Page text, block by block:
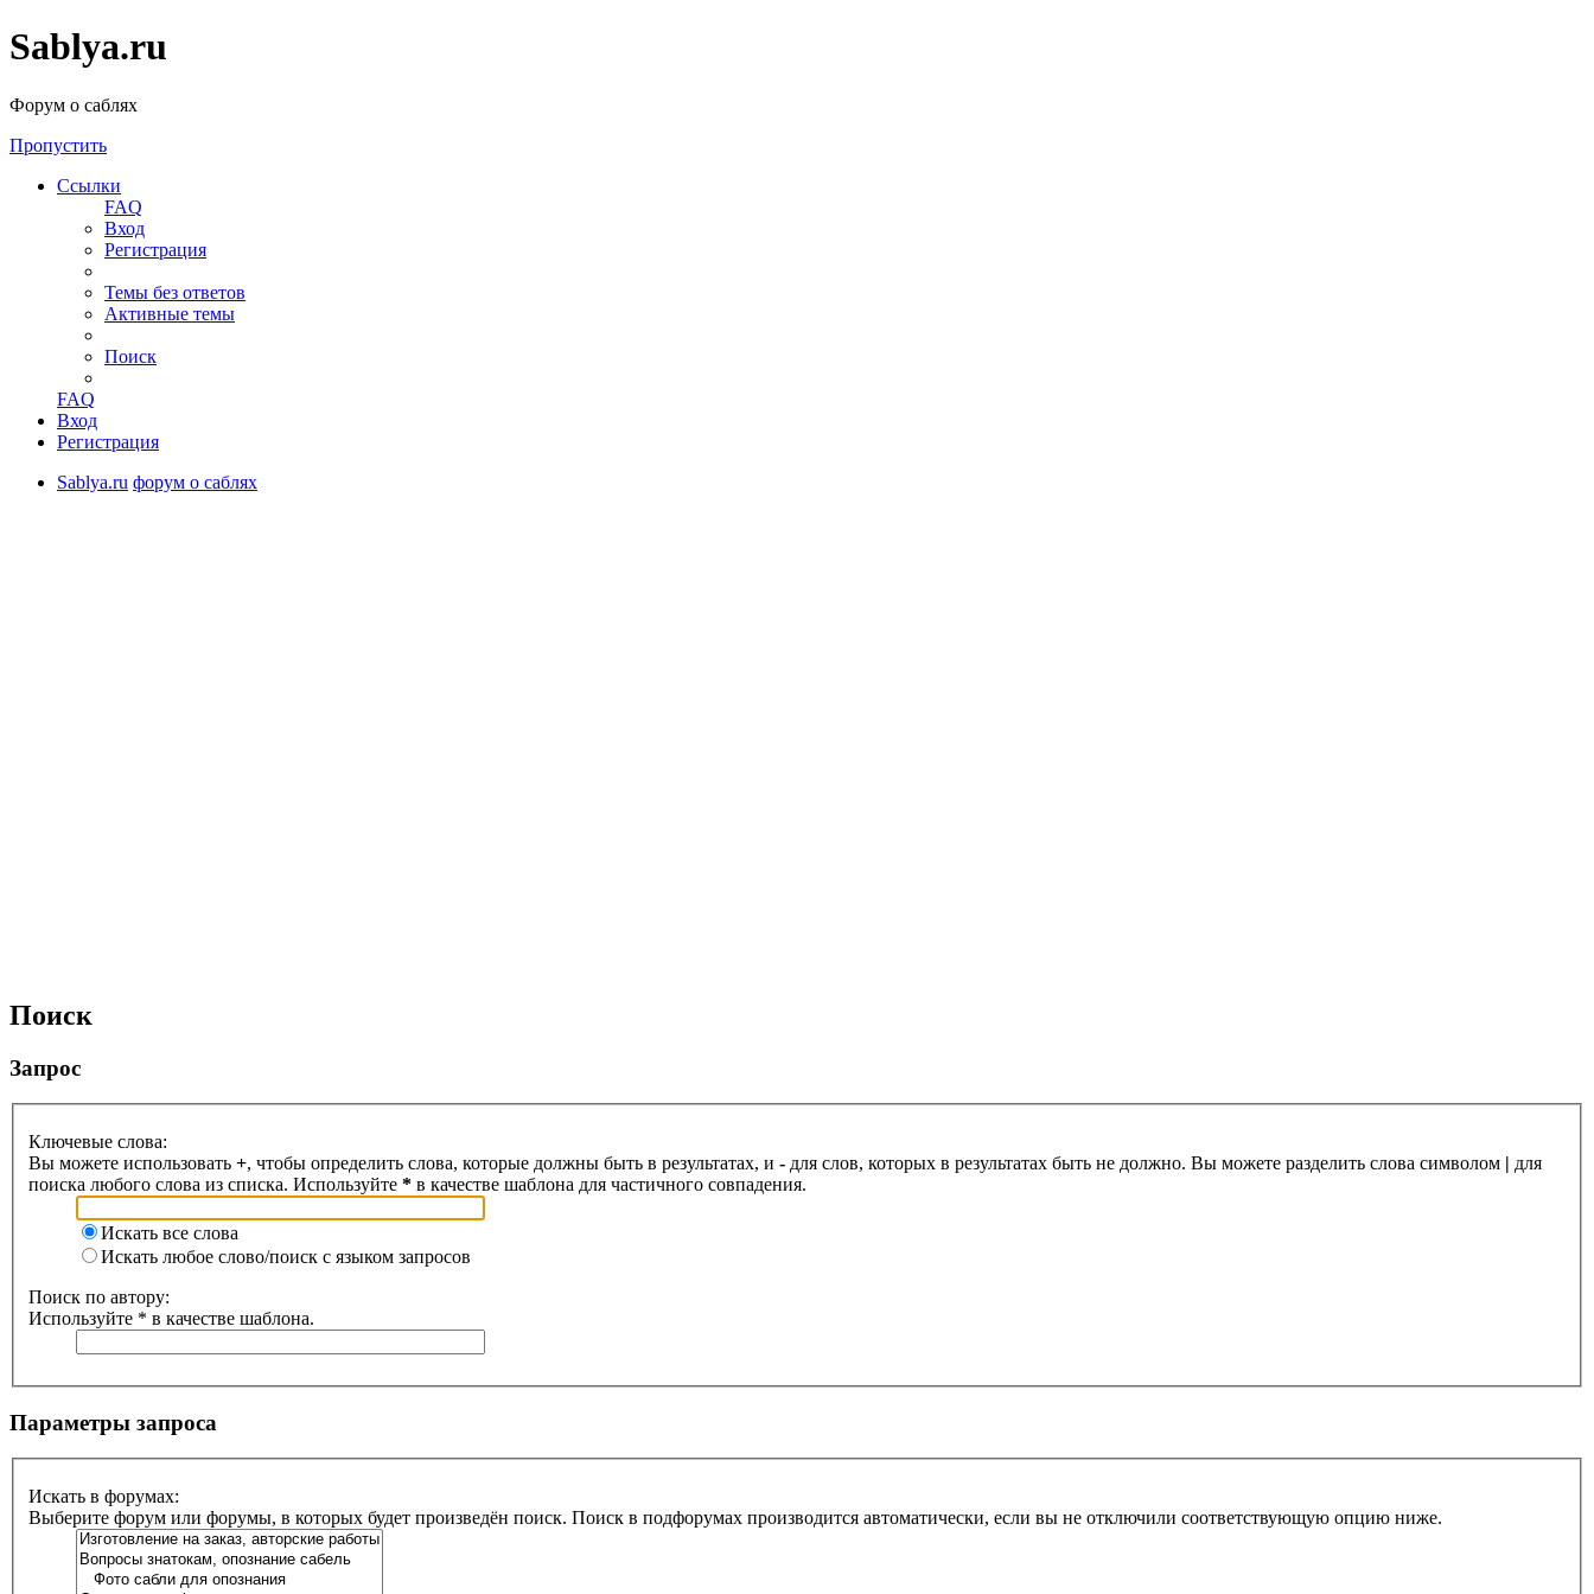
Sablya.ru
Форум о саблях
Пропустить
Ссылки
FAQ
Вход
Регистрация
Темы без ответов
Активные темы
Поиск
FAQ
Вход
Регистрация
Sablya.ru форум о саблях
Поиск
Запрос
Ключевые слова:
Вы можете использовать +, чтобы определить слова, которые должны быть в результатах, и - для слов, которых в результатах быть не должно. Вы можете разделить слова символом | для
поиска любого слова из списка. Используйте * в качестве шаблона для частичного совпадения.
Искать все слова
Искать любое слово/поиск с языком запросов
Поиск по автору:
Используйте * в качестве шаблона.
Параметры запроса
Искать в форумах:
Выберите форум или форумы, в которых будет произведён поиск. Поиск в подфорумах производится автоматически, если вы не отключили соответствующую опцию ниже.